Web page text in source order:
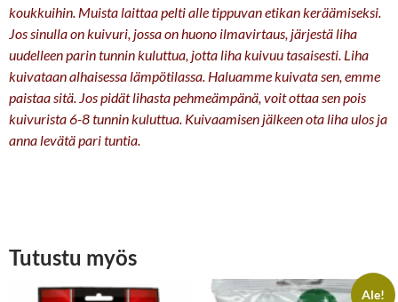
koukkuihin. Muista laittaa pelti alle tippuvan etikan keräämiseksi.
Jos sinulla on kuivuri, jossa on huono ilmavirtaus, järjestä liha
uudelleen parin tunnin kuluttua, jotta liha kuivuu tasaisesti. Liha
kuivataan alhaisessa lämpötilassa. Haluamme kuivata sen, emme
paistaa sitä. Jos pidät lihasta pehmeämpänä, voit ottaa sen pois
kuivurista 6-8 tunnin kuluttua. Kuivaamisen jälkeen ota liha ulos ja
anna levätä pari tuntia.
Tutustu myös
Ale!